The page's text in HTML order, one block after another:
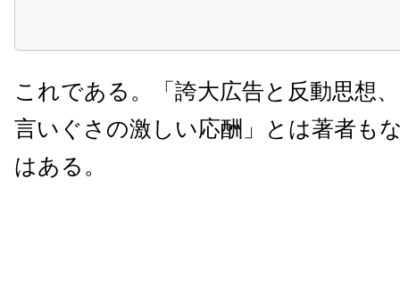
これである。「誇大広告と反動思想
言いぐさの激しい応酬」とは著者も
はある。